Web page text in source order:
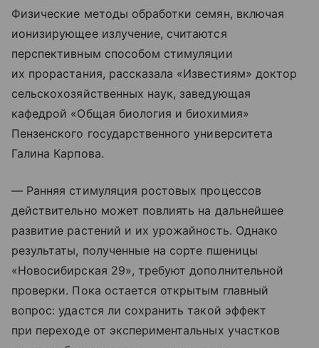
Физические методы обработки семян, включая
ионизирующее излучение, считаются
перспективным способом стимуляции
их прорастания, рассказала «Известиям» доктор
сельскохозяйственных наук, заведующая
кафедрой «Общая биология и биохимия»
Пензенского государственного университета
Галина Карпова.
— Ранняя стимуляция ростовых процессов
действительно может повлиять на дальнейшее
развитие растений и их урожайность. Однако
результаты, полученные на сорте пшеницы
«Новосибирская 29», требуют дополнительной
проверки. Пока остается открытым главный
вопрос: удастся ли сохранить такой эффект
при переходе от экспериментальных участков